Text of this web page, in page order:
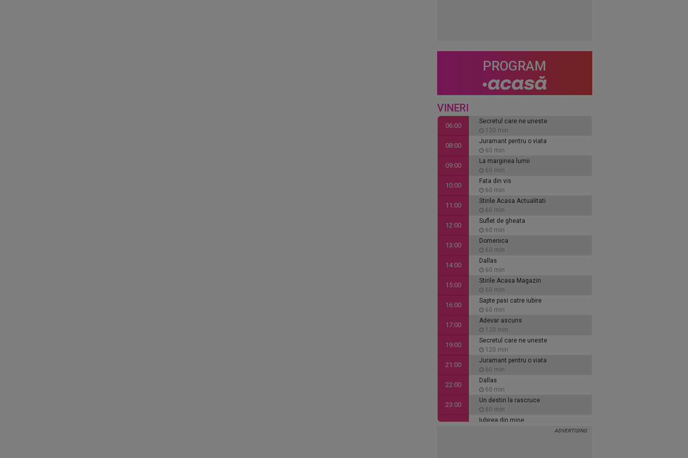
PROGRAM
VINERI
06:00
Secretul care ne uneste
120 min
08:00
Juramant pentru o viata
60 min
09:00
La marginea lumii
60 min
10:00
Fata din vis
60 min
11:00
Stirile Acasa Actualitati
60 min
12:00
Suflet de gheata
60 min
13:00
Domenica
60 min
14:00
Dallas
60 min
15:00
Stirile Acasa Magazin
60 min
16:00
Sapte pasi catre iubire
60 min
17:00
Adevar ascuns
120 min
19:00
Secretul care ne uneste
120 min
21:00
Juramant pentru o viata
60 min
22:00
Dallas
60 min
23:00
Un destin la rascruce
60 min
Iubirea din mine